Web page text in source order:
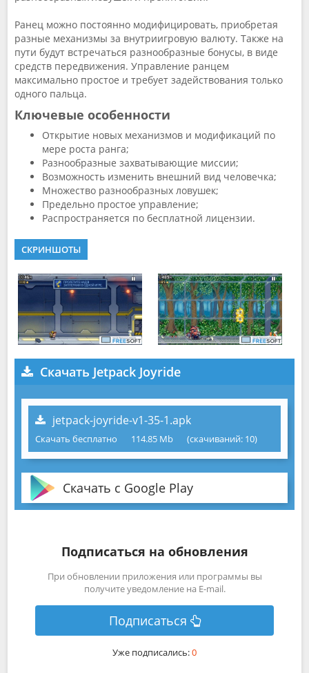
Ранец можно постоянно модифицировать, приобретая
разные механизмы за внутриигровую валюту. Также на
пути будут встречаться разнообразные бонусы, в виде
средств передвижения. Управление ранцем
максимально простое и требует задействования только
одного пальца.
Ключевые особенности
Открытие новых механизмов и модификаций по
мере роста ранга;
Разнообразные захватывающие миссии;
Возможность изменить внешний вид человечка;
Множество разнообразных ловушек;
Предельно простое управление;
Распространяется по бесплатной лицензии.
СКРИНШОТЫ
Скачать Jetpack Joyride
jetpack-joyride-v1-35-1.apk
Скачать бесплатно 114.85 Mb (cкачиваний: 10)
Скачать с Google Play
Подписаться на обновления
При обновлении приложения или программы вы
получите уведомление на E-mail.
Подписаться
Уже подписались:0